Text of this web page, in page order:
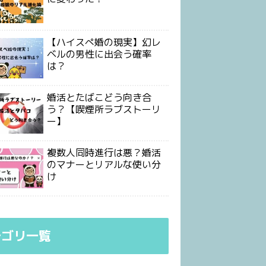
【ハイスぺ婚の現実】幻レ
ベルの男性に出会う確率
は？
婚活とたばこどう向き合
う？【喫煙所ラブストーリ
ー】
複数人同時進行は悪？婚活
のマナーとリアルな使い分
け
リ一覧